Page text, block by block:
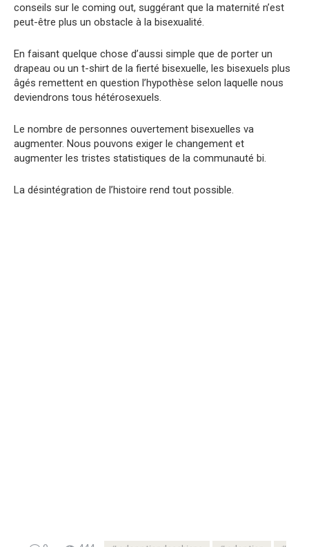
conseils sur le coming out, suggérant que la maternité n’est
peut-être plus un obstacle à la bisexualité.
En faisant quelque chose d’aussi simple que de porter un
drapeau ou un t-shirt de la fierté bisexuelle, les bisexuels plus
âgés remettent en question l’hypothèse selon laquelle nous
deviendrons tous hétérosexuels.
Le nombre de personnes ouvertement bisexuelles va
augmenter. Nous pouvons exiger le changement et
augmenter les tristes statistiques de la communauté bi.
La désintégration de l’histoire rend tout possible.